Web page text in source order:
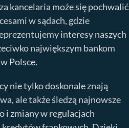
kancelaria może się pochwalić
w sądach, gdzie
interesy naszych
największym bankom
Polsce.
nie tylko doskonale znają
ale także śledzą najnowsze
i zmiany w regulacjach